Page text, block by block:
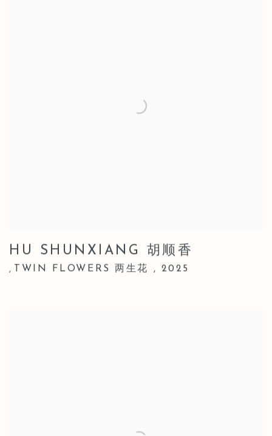
HU SHUNXIANG 胡顺香
, TWIN FLOWERS 两生花 , 2025